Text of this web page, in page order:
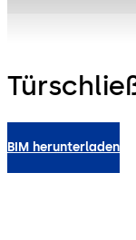
BIM herunterladen